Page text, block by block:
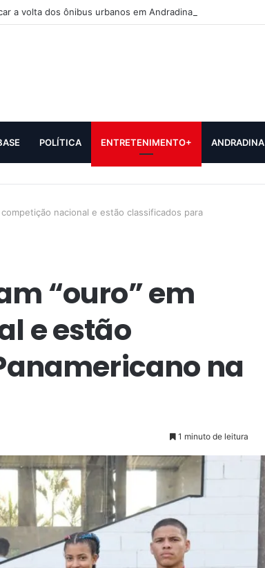
a volta dos ônibus urbanos em Andradina
POLÍTICA ENTRETENIMENTO+ ANDRADINA
nacional e estão classificados para
“ouro” em
e estão
na
1 minuto de leitura